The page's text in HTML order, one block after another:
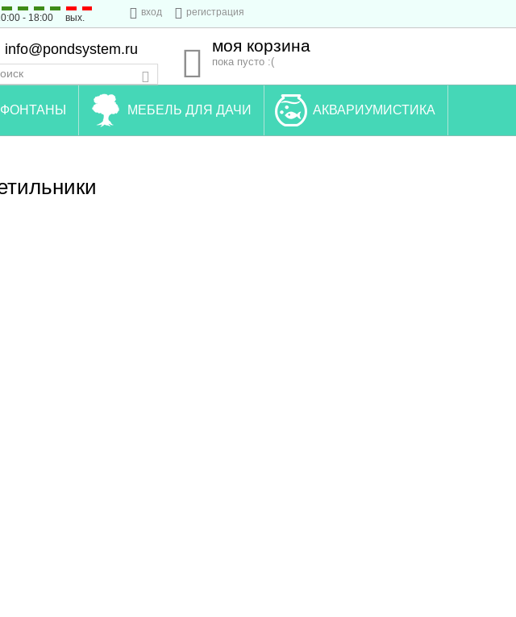
- 18:00 вых.
вход регистрация
info@pondsystem.ru моя корзина
пока пусто :(
ФОНТАНЫ МЕБЕЛЬ ДЛЯ ДАЧИ АКВАРИУМИСТИКА